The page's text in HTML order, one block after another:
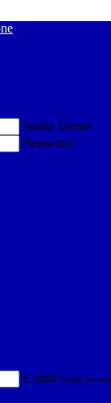
Nome Utente
Password
E-mail Verrà